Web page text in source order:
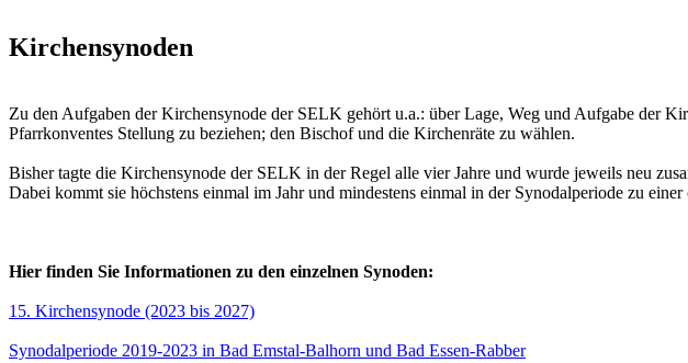
Kirchensynoden
Zu den Aufgaben der Kirchensynode der SELK gehört u.a.: über Lage, Weg und Aufgabe der
Pfarrkonventes Stellung zu beziehen; den Bischof und die Kirchenräte zu wählen.
Bisher tagte die Kirchensynode der SELK in der Regel alle vier Jahre und wurde jeweils neu
Dabei kommt sie höchstens einmal im Jahr und mindestens einmal in der Synodalperiode zu
Hier finden Sie Informationen zu den einzelnen Synoden:
15. Kirchensynode (2023 bis 2027)
Synodalperiode 2019-2023 in Bad Emstal-Balhorn und Bad Essen-Rabber